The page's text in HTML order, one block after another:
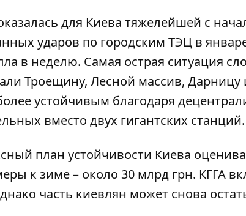
для Киева тяжелейшей с
ударов по городским ТЭЦ в
в неделю. Самая острая ситуация
Троещину, Лесной массив,
устойчивым благодаря
вместо двух гигантских станций.
план устойчивости Киева
к зиме – около 30 млрд грн. КГГА
часть киевлян может снова